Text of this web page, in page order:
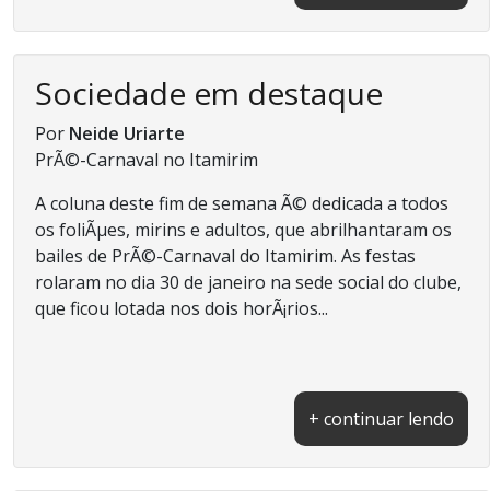
Sociedade em destaque
Por Neide Uriarte
PrÃ©-Carnaval no Itamirim
A coluna deste fim de semana Ã© dedicada a todos
os foliÃµes, mirins e adultos, que abrilhantaram os
bailes de PrÃ©-Carnaval do Itamirim. As festas
rolaram no dia 30 de janeiro na sede social do clube,
que ficou lotada nos dois horÃ¡rios...
+ continuar lendo